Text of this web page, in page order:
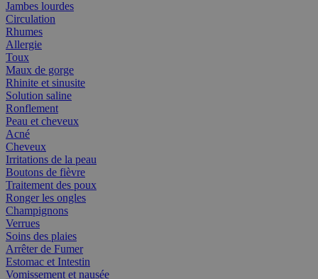
Jambes lourdes
Circulation
Rhumes
Allergie
Toux
Maux de gorge
Rhinite et sinusite
Solution saline
Ronflement
Peau et cheveux
Acné
Cheveux
Irritations de la peau
Boutons de fièvre
Traitement des poux
Ronger les ongles
Champignons
Verrues
Soins des plaies
Arrêter de Fumer
Estomac et Intestin
Vomissement et nausée